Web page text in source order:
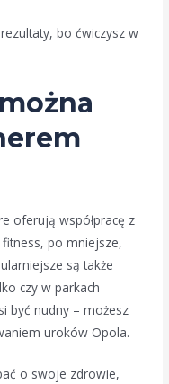
bo ćwiczysz w
oferują współpracę z
po mniejsze,
są także
czy w parkach
być nudny – możesz
uroków Opola.
o swoje zdrowie,